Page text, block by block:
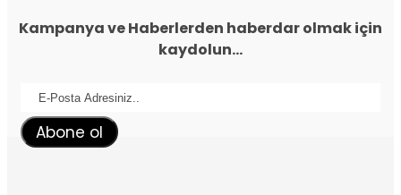
Kampanya ve Haberlerden haberdar olmak için
kaydolun...
Abone ol